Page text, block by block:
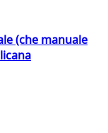
(che manuale